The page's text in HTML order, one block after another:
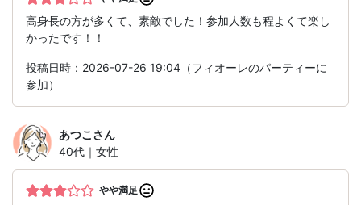
高身長の方が多くて、素敵でした！参加人数も程よくて楽し
かったです！！
投稿日時：2026-07-26 19:04（フィオーレのパーティーに
参加）
あつこ さん
40代｜女性
やや満足